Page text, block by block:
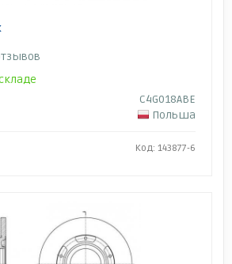
C4G018ABE
Польша
Код: 143877-6